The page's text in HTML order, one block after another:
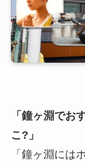
「鐘ヶ淵でお
こ?」
「鐘ヶ淵には